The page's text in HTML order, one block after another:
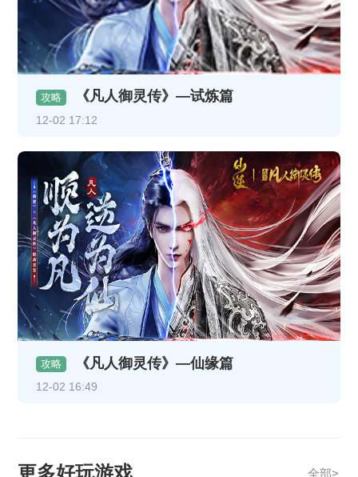
攻略 《凡人御灵传》—试炼篇
12-02 17:12
攻略 《凡人御灵传》—仙缘篇
12-02 16:49
全部>